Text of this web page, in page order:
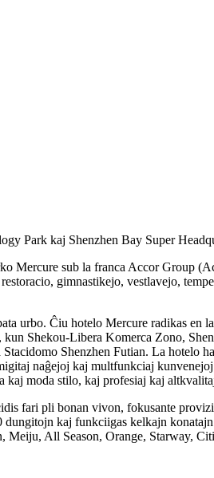
Park kaj Shenzhen Bay Super
Mercure sub la franca Accor Group
gimnastikejo, vestlavejo,
urbo. Ĉiu hotelo Mercure radikas en
Shekou-Libera Komerca Zono,
Shenzhen Futian. La hotelo
naĝejoj kaj multfunkciaj
kaj moda stilo, kaj profesiaj kaj
fari pli bonan vivon, fokusante
kaj funkciigas kelkajn
All Season, Orange, Starway,